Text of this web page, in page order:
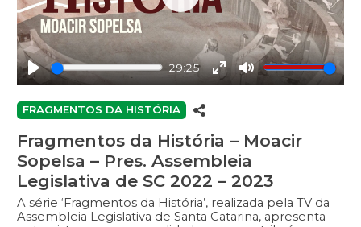
Play
29:25
EnterMute
Play
FRAGMENTOS DA HISTÓRIA
Fragmentos da História – Moacir
Sopelsa – Pres. Assembleia
Legislativa de SC 2022 – 2023
A série ‘Fragmentos da História’, realizada pela TV da
Assembleia Legislativa de Santa Catarina, apresenta